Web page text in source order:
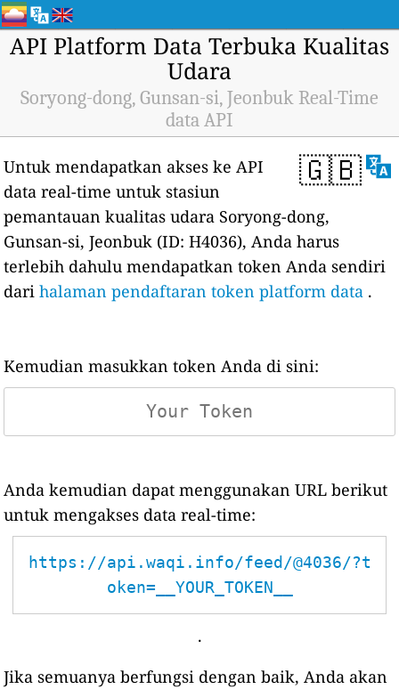
API Platform Data Terbuka Kualitas
Udara
Soryong-dong, Gunsan-si, Jeonbuk Real-Time
data API
🇬🇧
Untuk mendapatkan akses ke API
data real-time untuk stasiun
pemantauan kualitas udara Soryong-dong,
Gunsan-si, Jeonbuk (ID: H4036), Anda harus
terlebih dahulu mendapatkan token Anda sendiri
darihalaman pendaftaran token platform data .
Kemudian masukkan token Anda di sini:
Anda kemudian dapat menggunakan URL berikut
untuk mengakses data real-time:
https://api.waqi.info/feed/@4036/?t
oken=__YOUR_TOKEN__
.
Jika semuanya berfungsi dengan baik, Anda akan